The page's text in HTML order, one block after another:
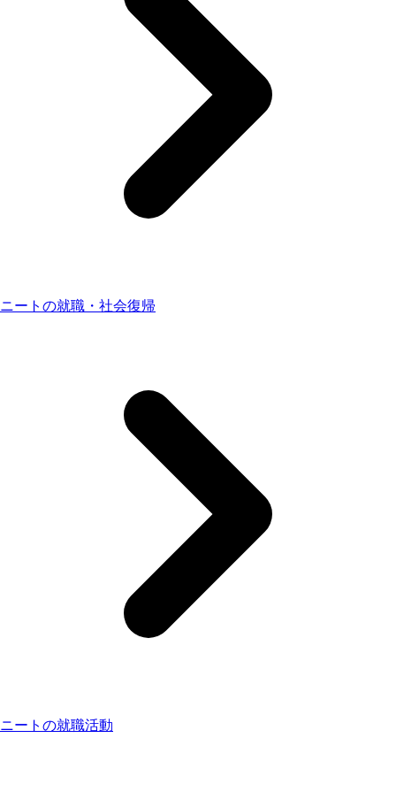
ニートの就職・社会復帰
ニートの就職活動